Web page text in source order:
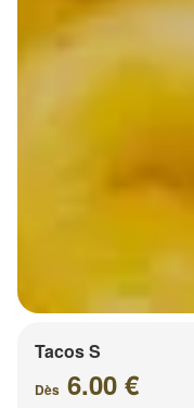
Tacos S
Dès 6.00 €